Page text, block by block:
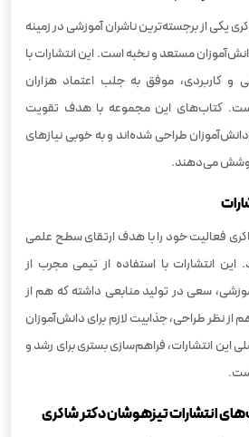
یکی از برجسته‌ترین ناشران آموزشی در زمینه
مستعد و نخبه است. این انتشارات با
و کاربردی، موفق به جلب اعتماد هزاران
کتاب‌های این مجموعه با هدف تقویت
طراحی شده‌اند و به خوبی نیازهای
می‌دهند.
فعالیت خود را با هدف ارتقای سطح علمی
این انتشارات با استفاده از تیمی مجرب از
سعی در تولید منابعی داشته که هم از
نظر طراحی، جذابیت لازم برای دانش‌آموزان
این انتشارات، فراهم‌سازی بستری برای رشد و
انتشارات تیزهوشان دکتر شاکری